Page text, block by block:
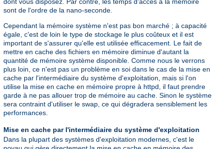
sont de l'ordre de la nano-seconde.
Cependant la mémoire système n'est pas bon marché ; à capacité
égale, c'est de loin le type de stockage le plus coûteux et il est
important de s'assurer qu'elle est utilisée efficacement. Le fait de
mettre en cache des fichiers en mémoire diminue d'autant la
quantité de mémoire système disponible. Comme nous le verrons
plus loin, ce n'est pas un problème en soi dans le cas de la mise en
cache par l'intermédiaire du système d'exploitation, mais si l'on
utilise la mise en cache en mémoire propre à httpd, il faut prendre
garde à ne pas allouer trop de mémoire au cache. Sinon le système
sera contraint d'utiliser le swap, ce qui dégradera sensiblement les
performances.
Mise en cache par l'intermédiaire du système d'exploitation
Dans la plupart des systèmes d'exploitation modernes, c'est le